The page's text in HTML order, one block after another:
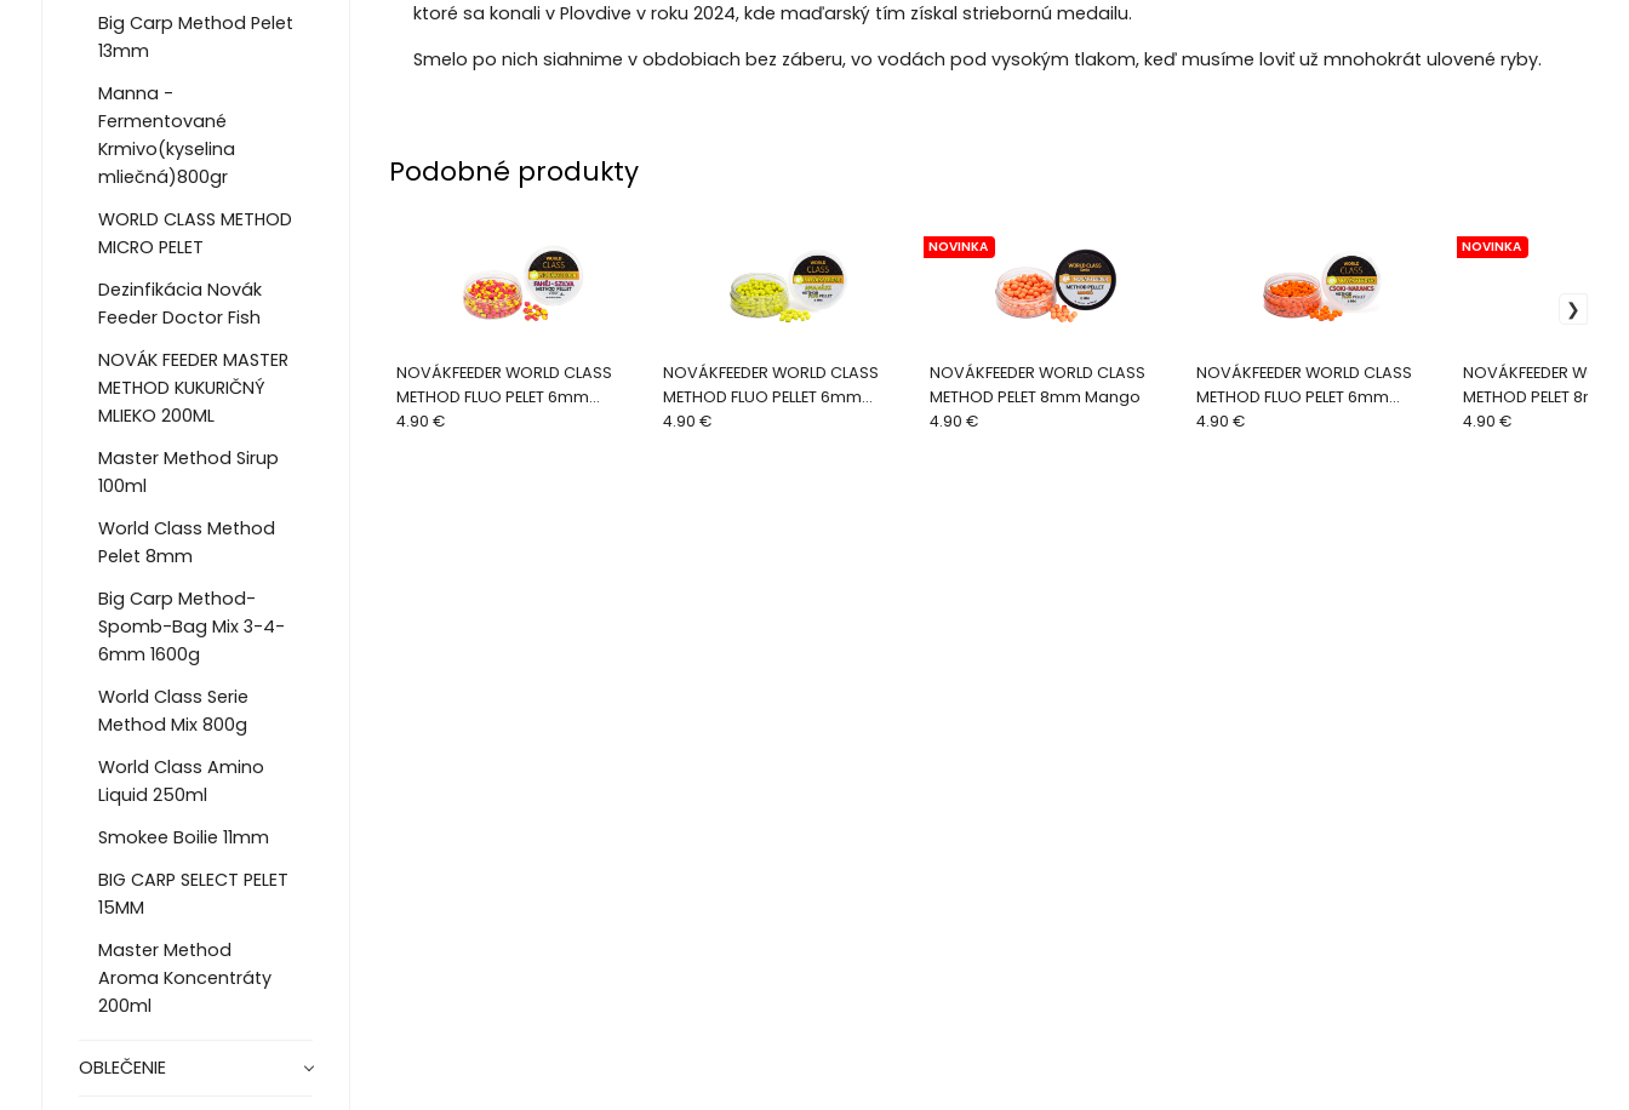
Big Carp Method Pelet
13mm
Manna -
Fermentované
Krmivo(kyselina
mliečná)800gr
WORLD CLASS METHOD
MICRO PELET
Dezinfikácia Novák
Feeder Doctor Fish
NOVÁK FEEDER MASTER
METHOD KUKURIČNÝ
MLIEKO 200ML
Master Method Sirup
100ml
World Class Method
Pelet 8mm
Big Carp Method-
Spomb-Bag Mix 3-4-
6mm 1600g
World Class Serie
Method Mix 800g
World Class Amino
Liquid 250ml
Smokee Boilie 11mm
BIG CARP SELECT PELET
15MM
Master Method
Aroma Koncentráty
200ml
OBLEČENIE
ktoré sa konali v Plovdive v roku 2024, kde maďarský tím získal striebornú medailu.
Smelo po nich siahnime v obdobiach bez záberu, vo vodách pod vysokým tlakom, keď musíme loviť už mnohokrát ulovené ryby.
Podobné produkty
NOVÁKFEEDER WORLD CLASS
METHOD FLUO PELET 6mm
Škorica-Slivka
4.90 €
NOVÁKFEEDER WORLD CLASS
METHOD FLUO PELLET 6mm
Ananás
4.90 €
NOVÁKFEEDER WORLD CLASS
METHOD PELET 8mm Mango
NOVINKA
4.90 €
NOVÁKFEEDER WORLD CLASS
METHOD FLUO PELET 6mm
Čokoláda-Pomaranč
4.90 €
NOVÁKFEEDER
METHOD PELET
NOVINKA
4.90 €